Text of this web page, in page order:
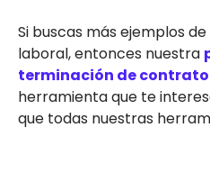
Si buscas más ejemplos
laboral, entonces nuestra
terminación de contrato
herramienta que te
que todas nuestras